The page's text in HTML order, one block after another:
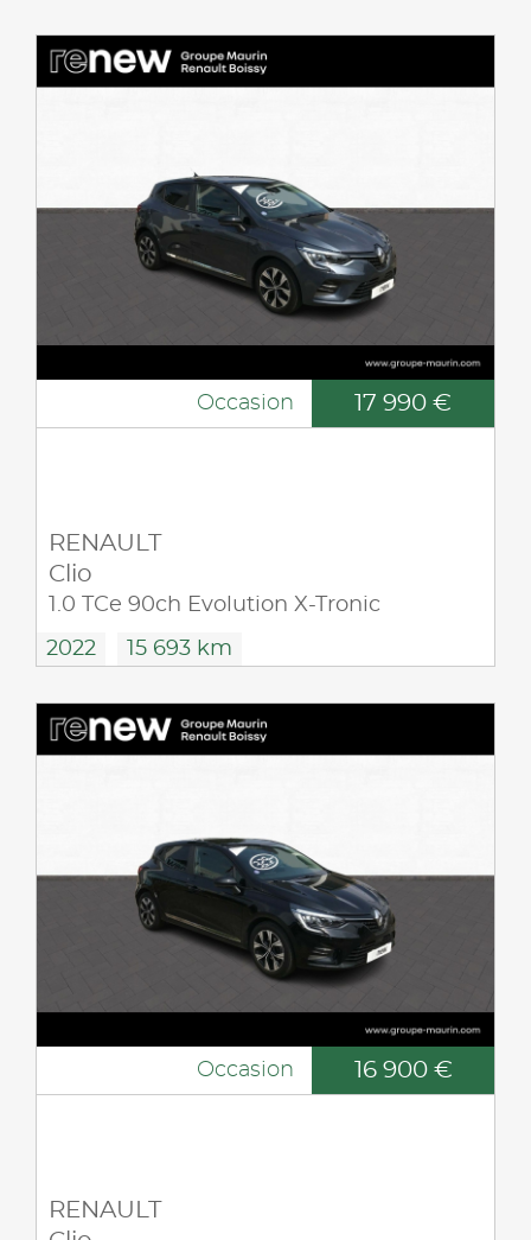
Occasion 17 990 €
RENAULT
Clio
1.0 TCe 90ch Evolution X-Tronic
2022 15 693 km
Occasion 16 900 €
RENAULT